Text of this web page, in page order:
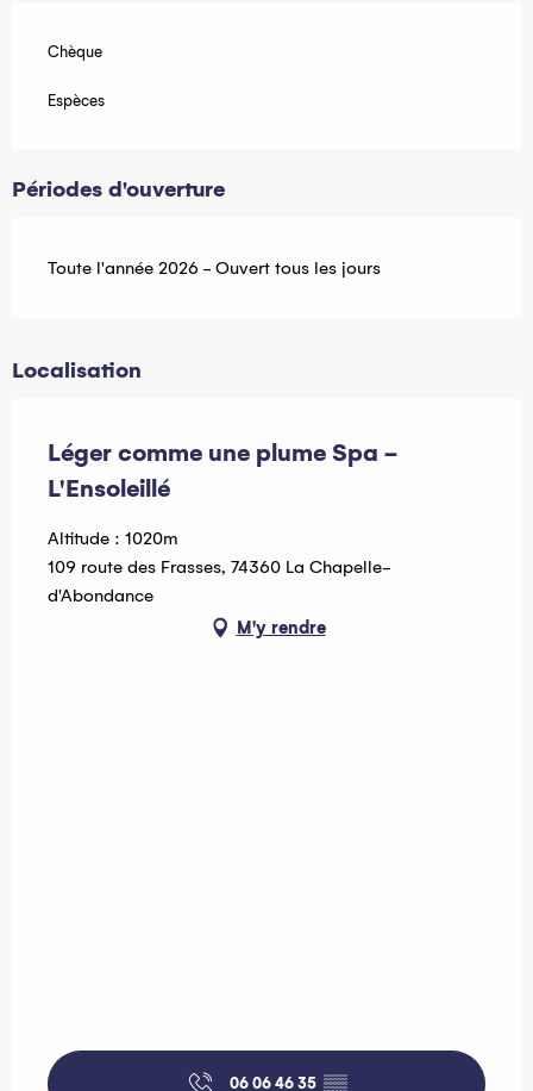
Chèque
Espèces
Périodes d'ouverture
Toute l'année 2026 - Ouvert tous les jours
Localisation
Léger comme une plume Spa -
L'Ensoleillé
Altitude : 1020m
109 route des Frasses, 74360 La Chapelle-
d'Abondance
M'y rendre
06 06 46 35 ▒▒